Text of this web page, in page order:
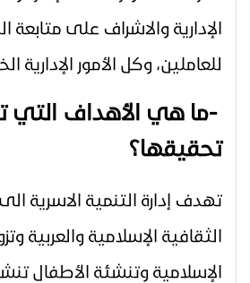
الإدارية والاشراف على متابعة
للعاملين، وكل الأمور الإدارية
-ما هي الأهداف التي
تحقيقها؟
تهدف إدارة التنمية الاسرية
الثقافية الإسلامية والعربية
الإسلامية وتنشئة الأطفال